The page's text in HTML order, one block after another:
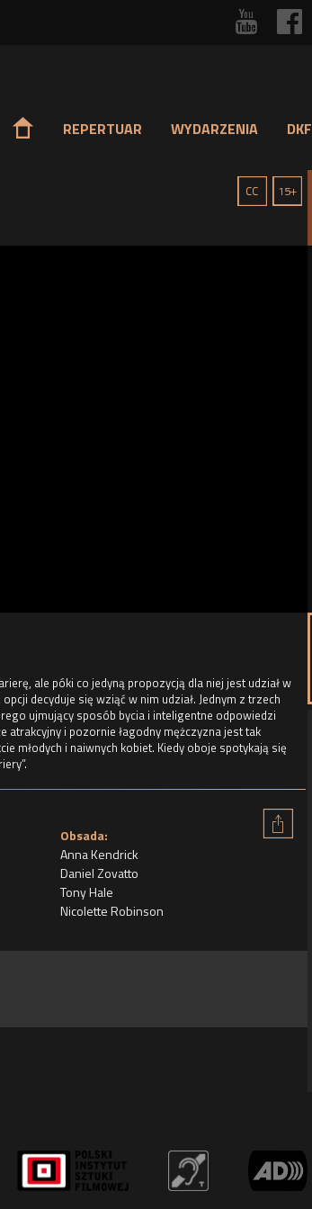
r p
o REPERTUAR WYDARZENIA DKF
g
ale póki co jedyną propozycją dla niej jest udział w
decyduje się wziąć w nim udział. Jednym z trzech
ujmujący sposób bycia i inteligentne odpowiedzi
atrakcyjny i pozornie łagodny mężczyzna jest tak
młodych i naiwnych kobiet. Kiedy oboje spotykają się
Obsada:
Anna Kendrick
Daniel Zovatto
Tony Hale
Nicolette Robinson